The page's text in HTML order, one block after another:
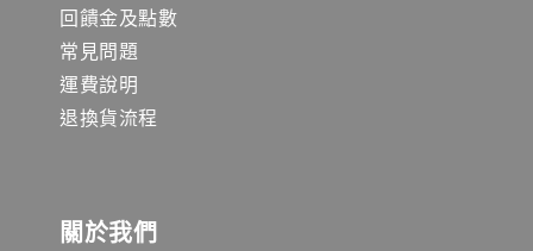
回饋金及點數
常見問題
運費說明
退換貨流程
關於我們